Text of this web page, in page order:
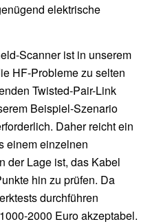
elektrische
Scanner ist in unserem
HF-Probleme zu selten
Twisted-Pair-Link
Beispiel-Szenario
Daher reicht ein
einem einzelnen
der Lage ist, das Kabel
hin zu prüfen. Da
durchführen
2000 Euro akzeptabel.